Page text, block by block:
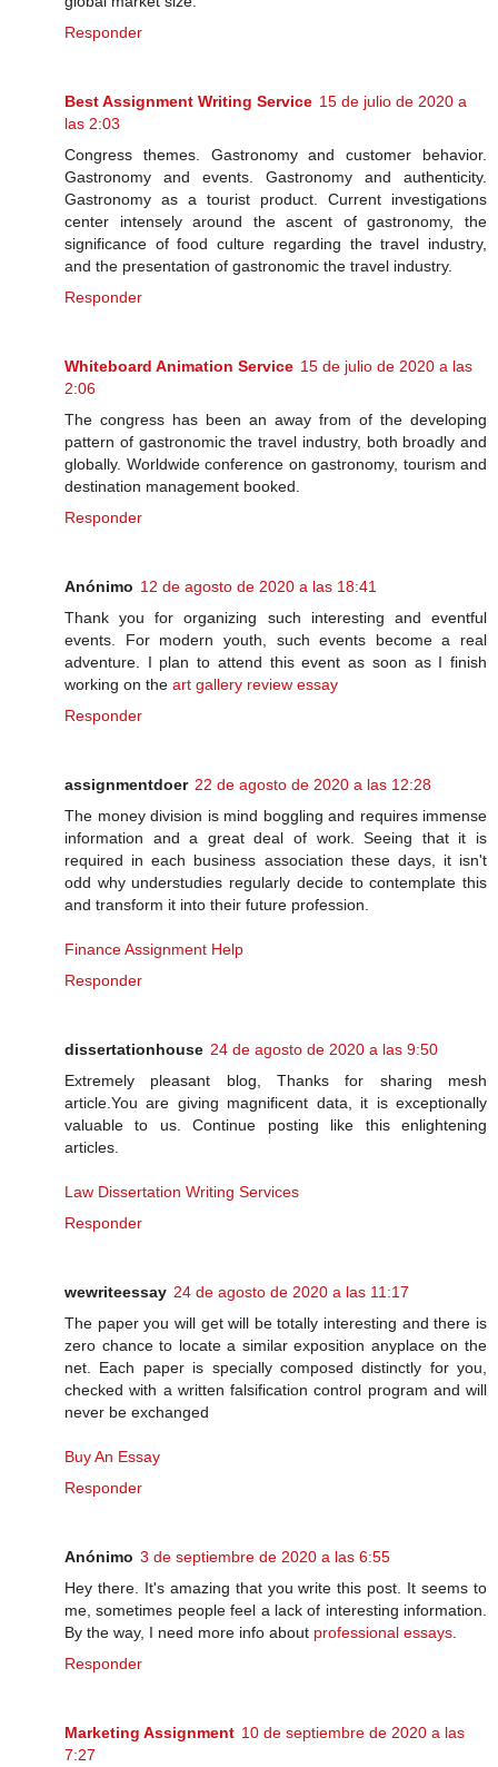
Responder
Best Assignment Writing Service 15 de julio de 2020 a
las 2:03
Congress themes. Gastronomy and customer behavior.
Gastronomy and events. Gastronomy and authenticity.
Gastronomy as a tourist product. Current investigations
center intensely around the ascent of gastronomy, the
significance of food culture regarding the travel industry,
and the presentation of gastronomic the travel industry.
Responder
Whiteboard Animation Service 15 de julio de 2020 a las
2:06
The congress has been an away from of the developing
pattern of gastronomic the travel industry, both broadly and
globally. Worldwide conference on gastronomy, tourism and
destination management booked.
Responder
Anónimo 12 de agosto de 2020 a las 18:41
Thank you for organizing such interesting and eventful
events. For modern youth, such events become a real
adventure. I plan to attend this event as soon as I finish
working on the art gallery review essay
Responder
assignmentdoer 22 de agosto de 2020 a las 12:28
The money division is mind boggling and requires immense
information and a great deal of work. Seeing that it is
required in each business association these days, it isn't
odd why understudies regularly decide to contemplate this
and transform it into their future profession.
Finance Assignment Help
Responder
dissertationhouse 24 de agosto de 2020 a las 9:50
Extremely pleasant blog, Thanks for sharing mesh
article.You are giving magnificent data, it is exceptionally
valuable to us. Continue posting like this enlightening
articles.
Law Dissertation Writing Services
Responder
wewriteessay 24 de agosto de 2020 a las 11:17
The paper you will get will be totally interesting and there is
zero chance to locate a similar exposition anyplace on the
net. Each paper is specially composed distinctly for you,
checked with a written falsification control program and will
never be exchanged
Buy An Essay
Responder
Anónimo 3 de septiembre de 2020 a las 6:55
Hey there. It's amazing that you write this post. It seems to
me, sometimes people feel a lack of interesting information.
By the way, I need more info about professional essays
Responder
Marketing Assignment 10 de septiembre de 2020 a las
7:27